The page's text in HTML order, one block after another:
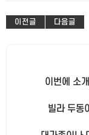
이전글 다음글
이번에 소
빌라 두동